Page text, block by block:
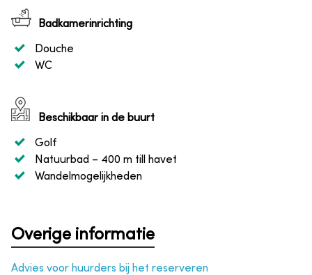
Badkamerinrichting
Douche
WC
Beschikbaar in de buurt
Golf
Natuurbad – 400 m till havet
Wandelmogelijkheden
Overige informatie
Advies voor huurders bij het reserveren